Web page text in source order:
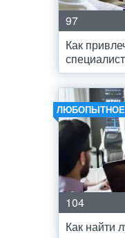
97
Как
ЛЮБОПЫТНОЕ
104
Как найти